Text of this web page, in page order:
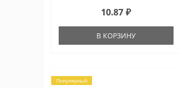
электрооборудованием...
10.87 ₽
В КОРЗИНУ
Популярный